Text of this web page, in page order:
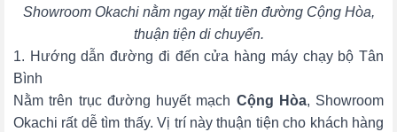
Showroom Okachi nằm ngay mặt tiền đường Cộng Hòa,
thuận tiện di chuyển.
1. Hướng dẫn đường đi đến cửa hàng máy chạy bộ Tân
Bình
Nằm trên trục đường huyết mạch Cộng Hòa, Showroom
Okachi rất dễ tìm thấy. Vị trí này thuận tiện cho khách hàng